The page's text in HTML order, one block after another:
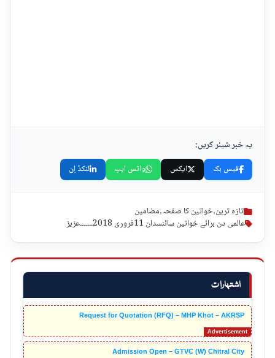
اشتہارات
Request for Quotation (RFQ) – MHP Khot – AKRSP
Admission Open – GTVC (W) Chitral City
یہ خبر شیئر کریں:
فیس بک ایکس واٹس ایپ لنکڈ اِن
تازہ ترین,خواتین کا صفحہ,مضامین
عالمی دن برائے خواتین سائنسدان 11فروری 2018۔۔۔۔۔۔۔عزیز